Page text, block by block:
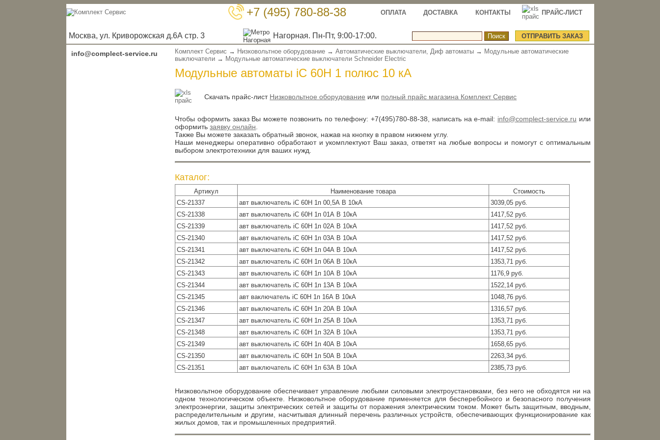
+7 (495) 780-88-38 ОПЛАТА ДОСТАВКА КОНТАКТЫ ПРАЙС-ЛИСТ
Москва, ул. Криворожская д.6А стр. 3 Нагорная. Пн-Пт, 9:00-17:00. ОТПРАВИТЬ ЗАКАЗ
info@complect-service.ru Комплект Сервис → Низковольтное оборудование →Автоматические выключатели, Диф автоматы → Модульные автоматические
выключатели → Модульные автоматические выключатели Schneider Electric
Модульные автоматы iC 60H 1 полюс 10 кА
Скачать прайс-лист Низковольтное оборудование или полный прайс магазина Комплект Сервис
Чтобы оформить заказ Вы можете позвонить по телефону:+7(495)780-88-38 , написать на e-mail: info@complect-service.ru или
оформитьзаявку онлайн
Также Вы можете заказать обратный звонок, нажав на кнопку в правом нижнем углу.
Наши менеджеры оперативно обработают и укомплектуют Ваш заказ, ответят на любые вопросы и помогут с оптимальным
выбором электротехники для ваших нужд.
Каталог:
Артикул Наименование товара
Стоимость
CS-21337
авт выключатель iC 60H 1п 00,5А B 10кА
3039,05 руб.
CS-21338
авт выключатель iC 60H 1п 01А B 10кА
1417,52 руб.
CS-21339
авт выключатель iC 60H 1п 02А B 10кА
1417,52 руб.
CS-21340
авт выключатель iC 60H 1п 03А B 10кА
1417,52 руб.
CS-21341
авт выключатель iC 60H 1п 04А B 10кА
1417,52 руб.
CS-21342
авт выключатель iC 60H 1п 06А B 10кА
1353,71 руб.
CS-21343
авт выключатель iC 60H 1п 10А B 10кА
1176,9 руб.
CS-21344
авт выключатель iC 60H 1п 13А B 10кА
1522,14 руб.
CS-21345
авт ваключатель iC 60H 1п 16А B 10кА
1048,76 руб.
CS-21346
авт выключатель iC 60H 1п 20А B 10кА
1316,57 руб.
CS-21347
авт выключатель iC 60H 1п 25А B 10кА
1353,71 руб.
CS-21348
авт выключатель iC 60H 1п 32А B 10кА
1353,71 руб.
CS-21349
авт выключатель iC 60H 1п 40А B 10кА
1658,65 руб.
CS-21350
авт выключатель iC 60H 1п 50А B 10кА
2263,34 руб.
CS-21351
авт выключатель iC 60H 1п 63А B 10кА 2385,73 руб.
Низковольтное оборудование обеспечивает управление любыми силовыми электроустановками, без него не обходятся ни на
одном технологическом объекте. Низковольтное оборудование применяется для бесперебойного и безопасного получения
электроэнергии, защиты электрических сетей и защиты от поражения электрическим током. Может быть защитным, вводным,
распределительным и другим, насчитывая длинный перечень различных устройств, обеспечивающих функционирование как
жилых домов, так и промышленных предприятий.